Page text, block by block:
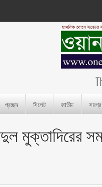
প্রচ্ছদ সিলেট জাতীয়
মুক্তাদিরের